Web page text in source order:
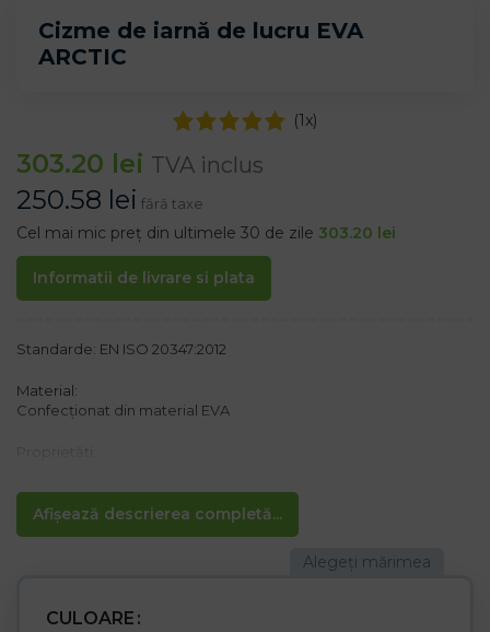
Cizme de iarnă de lucru EVA
ARCTIC
(1x)
303.20 lei TVA inclus
250.58 lei fără taxe
Cel mai mic preț din ultimele 30 de zile 303.20 lei
Informatii de livrare si plata
Afișează descrierea completă...
Standarde: EN ISO 20347:2012
Material:
Confecționat din material EVA
– Inserție detașabilă
– Inserție de aluminiu sub insertul detașabil pentru o mai bună
izolare
– Proiectat pentru utilizare la temperaturi până la – 30°C
CULOARE